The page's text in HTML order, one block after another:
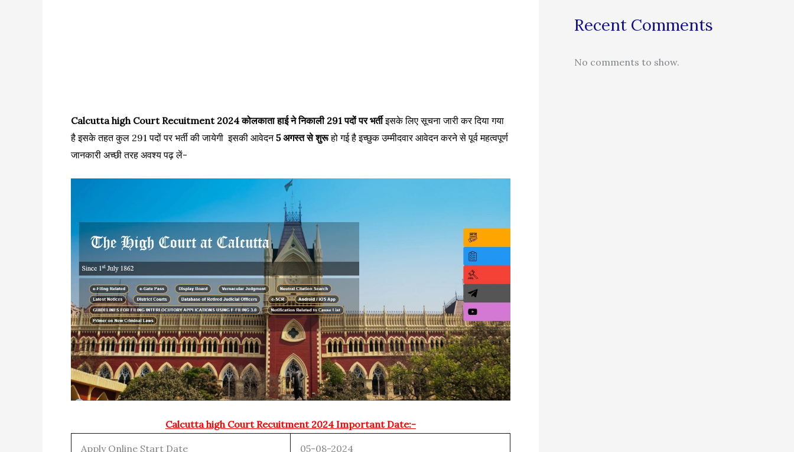
Calcutta high Court Recuitment 2024 कोलकाता हाई ने निकाली 291 पदों पर भर्तीइसके लिए सूचना जारी कर दिया गया
है इसके तहत कुल 291 पदों पर भर्ती की जायेगी इसकी आवेदन5 अगस्त से शुरूहो गई है इच्छुक उम्मीदवार आवेदन करने से पूर्व महत्वपूर्ण
जानकारी अच्छी तरह अवश्य पढ़ लें-
Calcutta high Court Recuitment 2024 Important Date:-
Apply Online Start Date 05-08-2024
Recent Comments
No comments to show.